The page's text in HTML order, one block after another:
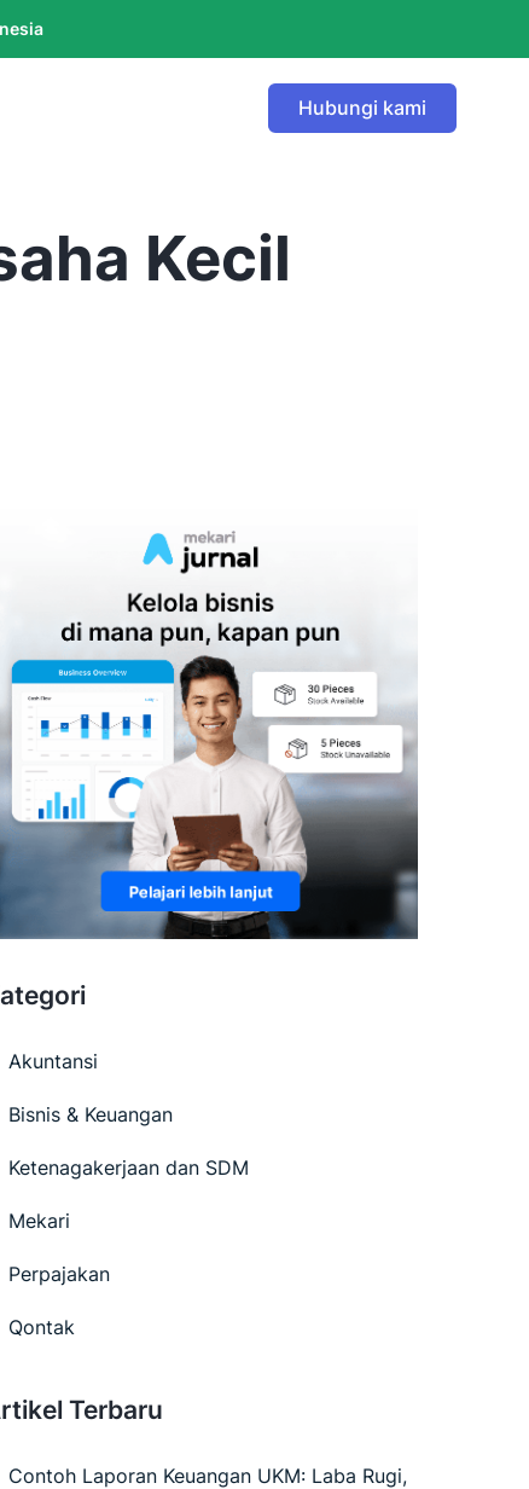
Hubungi kami
Kecil
Akuntansi
Bisnis & Keuangan
Ketenagakerjaan dan SDM
Mekari
Perpajakan
Qontak
Terbaru
Contoh Laporan Keuangan UKM: Laba Rugi,